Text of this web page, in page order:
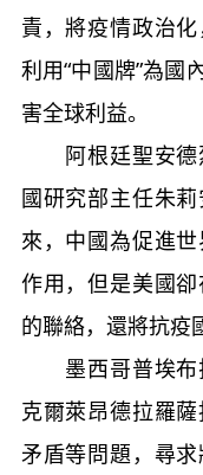
責，將疫情政治
利用“中國牌”為國
害全球利益。
阿根廷聖安德
國研究部主任朱
來，中國為促進
作用，但是美國
的聯絡，還將抗疫
墨西哥普埃布
克爾萊昂德拉羅
矛盾等問題，尋